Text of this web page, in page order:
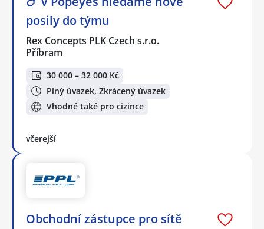
posily do týmu
Rex Concepts PLK Czech s.r.o.
Příbram
30 000 – 32 000 Kč
Plný úvazek, Zkrácený úvazek
Vhodné také pro cizince
včerejší
Obchodní zástupce pro sítě